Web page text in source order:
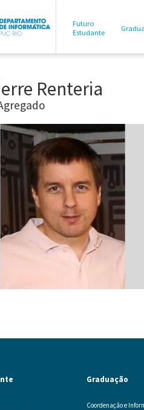
Futuro
Estudante
Renteria
Graduação
Coordenação e